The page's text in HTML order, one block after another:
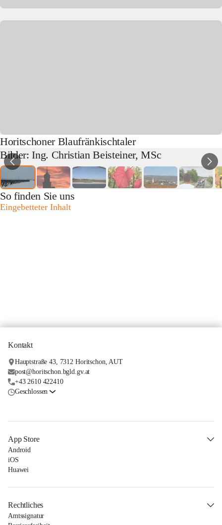
Horitschoner Blaufränkischtaler
Bilder: Ing. Christian Beisteiner, MSc
So finden Sie uns
Eingebetteter Inhalt
Kontakt
Hauptstraße 43, 7312 Horitschon, AUT
post@horitschon.bgld.gv.at
+43 2610 422410
Geschlossen
App Store
Android
iOS
Huawei
Rechtliches
Amtssignatur